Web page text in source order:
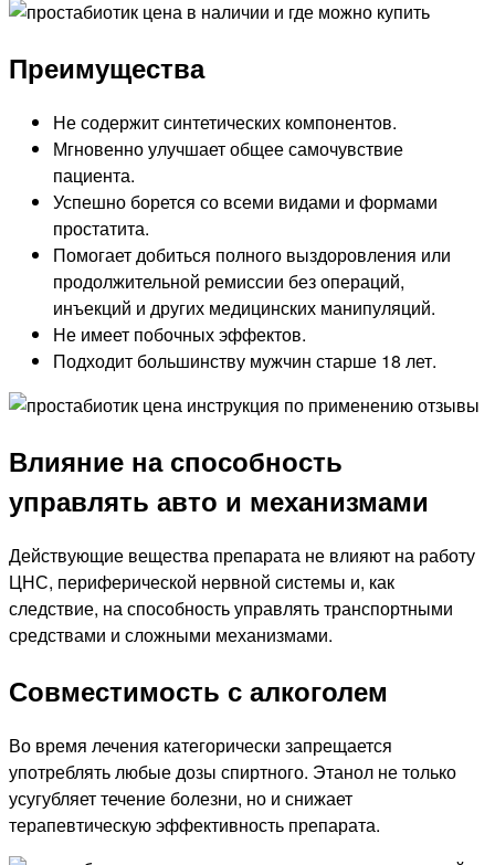
Преимущества
Не содержит синтетических компонентов.
Мгновенно улучшает общее самочувствие
пациента.
Успешно борется со всеми видами и формами
простатита.
Помогает добиться полного выздоровления или
продолжительной ремиссии без операций,
инъекций и других медицинских манипуляций.
Не имеет побочных эффектов.
Подходит большинству мужчин старше 18 лет.
Влияние на способность
управлять авто и механизмами
Действующие вещества препарата не влияют на работу
ЦНС, периферической нервной системы и, как
следствие, на способность управлять транспортными
средствами и сложными механизмами.
Совместимость с алкоголем
Во время лечения категорически запрещается
употреблять любые дозы спиртного. Этанол не только
усугубляет течение болезни, но и снижает
терапевтическую эффективность препарата.